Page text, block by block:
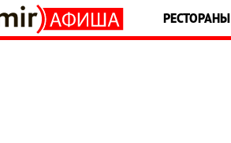
РЕСТОРАНЫ